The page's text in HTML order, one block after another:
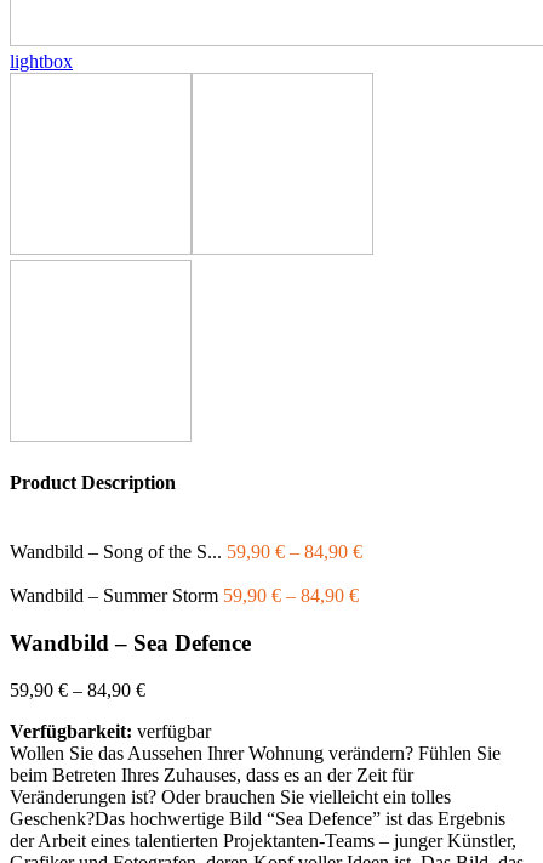
lightbox
Product Description
Wandbild – Song of the S... 59,90 € – 84,90 €
Wandbild – Summer Storm 59,90 € – 84,90 €
Wandbild – Sea Defence
59,90 € – 84,90 €
Verfügbarkeit: verfügbar
Wollen Sie das Aussehen Ihrer Wohnung verändern? Fühlen Sie
beim Betreten Ihres Zuhauses, dass es an der Zeit für
Veränderungen ist? Oder brauchen Sie vielleicht ein tolles
Geschenk?Das hochwertige Bild “Sea Defence” ist das Ergebnis
der Arbeit eines talentierten Projektanten-Teams – junger Künstler,